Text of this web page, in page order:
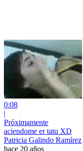
0:08
|
Próximamente
aciendome er tatu XD
Patricia Galindo Ramírez
hace 20 años